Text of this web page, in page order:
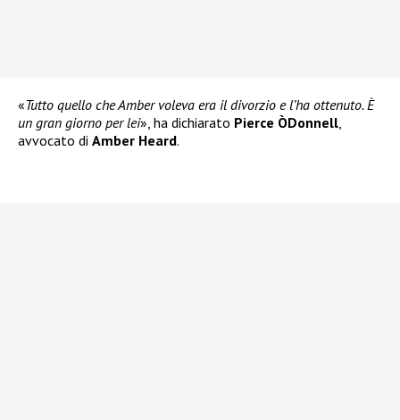
«Tutto quello che Amber voleva era il divorzio e l’ha ottenuto. È
un gran giorno per lei», ha dichiarato Pierce ÒDonnell
avvocato di Amber Heard.